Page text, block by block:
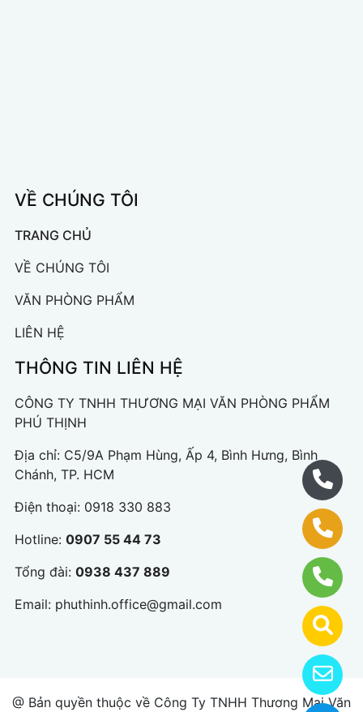
VỀ CHÚNG TÔI
TRANG CHỦ
VỀ CHÚNG TÔI
VĂN PHÒNG PHẨM
LIÊN HỆ
THÔNG TIN LIÊN HỆ
CÔNG TY TNHH THƯƠNG MẠI VĂN PHÒNG PHẨM
PHÚ THỊNH
Địa chỉ: C5/9A Phạm Hùng, Ấp 4, Bình Hưng, Bình
Chánh, TP. HCM
Điện thoại: 0918 330 883
Hotline: 0907 55 44 73
Tổng đài: 0938 437 889
Email: phuthinh.office@gmail.com
@ Bản quyền thuộc về Công Ty TNHH Thương Mại Văn